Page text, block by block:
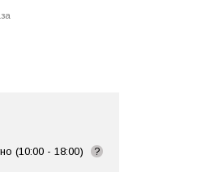
(10:00 - 18:00) ?